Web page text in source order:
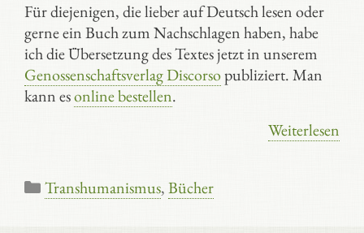
Für diejenigen, die lieber auf Deutsch lesen oder
gerne ein Buch zum Nachschlagen haben, habe
ich die Übersetzung des Textes jetzt in unserem
Genossenschaftsverlag Discorsopubliziert. Man
kann esonline bestellen.
Weiterlesen
Kategorien
Transhumanismus,Bücher